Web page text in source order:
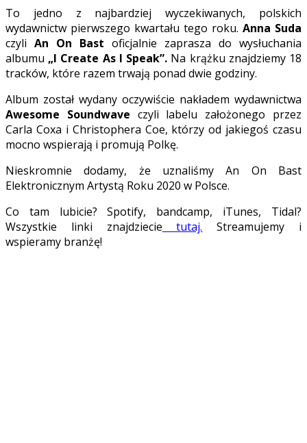
To jedno z najbardziej wyczekiwanych, polskich
wydawnictw pierwszego kwartału tego roku. Anna Suda
czyli An On Bast oficjalnie zaprasza do wysłuchania
albumu „I Create As I Speak”. Na krążku znajdziemy 18
tracków, które razem trwają ponad dwie godziny.
Album został wydany oczywiście nakładem wydawnictwa
Awesome Soundwave czyli labelu założonego przez
Carla Coxa i Christophera Coe, którzy od jakiegoś czasu
mocno wspierają i promują Polkę.
Nieskromnie dodamy, że uznaliśmy An On Bast
Elektronicznym Artystą Roku 2020 w Polsce.
Co tam lubicie? Spotify, bandcamp, iTunes, Tidal?
Wszystkie linki znajdziecie tutaj. Streamujemy i
wspieramy branżę!